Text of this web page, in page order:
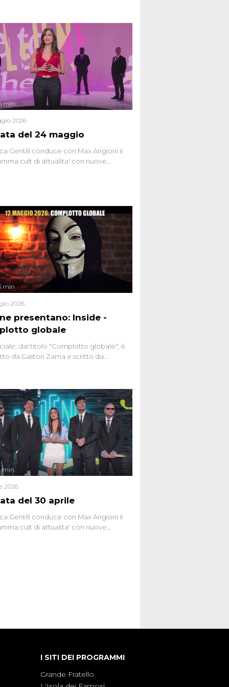
del 24 maggio
min
2026
Gentili conduce con Max Angioni il
cult di attualita' con nuove
presentano: Inside -
globale
min
2026
dal titolo "Complotto globale", è
da Gaston Zama e scritto da
dei sospetti globali e del
che negli ultimi anni hanno
network, talk show, piazze digitali
collettivo.
del 30 aprile
min
2026
Gentili conduce con Max Angioni il
cult di attualita' con nuove
I SITI DEI PROGRAMMI
Grande Fratello